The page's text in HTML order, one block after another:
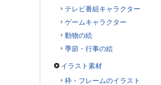
テレビ番組キャラクター
ゲームキャラクター
動物の絵
季節・行事の絵
イラスト素材
枠・フレームのイラスト